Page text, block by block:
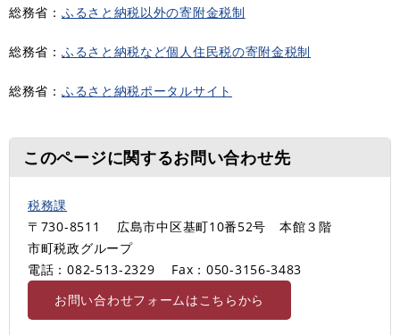
総務省： ふるさと納税以外の寄附金税制
総務省： ふるさと納税など個人住民税の寄附金税制
総務省： ふるさと納税ポータルサイト
このページに関するお問い合わせ先
税務課
〒730-8511
広島市中区基町10番52号 本館３階
市町税政グループ
電話：082-513-2329
Fax：050-3156-3483
お問い合わせフォームはこちらから